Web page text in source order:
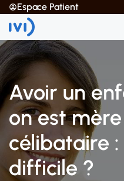
Espace Patient
Avoir un
on est mère
célibataire
difficile ?